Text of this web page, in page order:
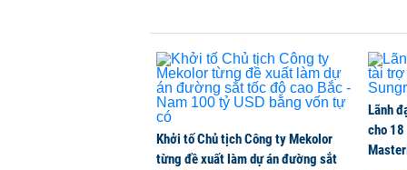
Khởi tố Chủ tịch Công ty Mekolor
từng đề xuất làm dự án đường sắt
Lãnh
cho 18